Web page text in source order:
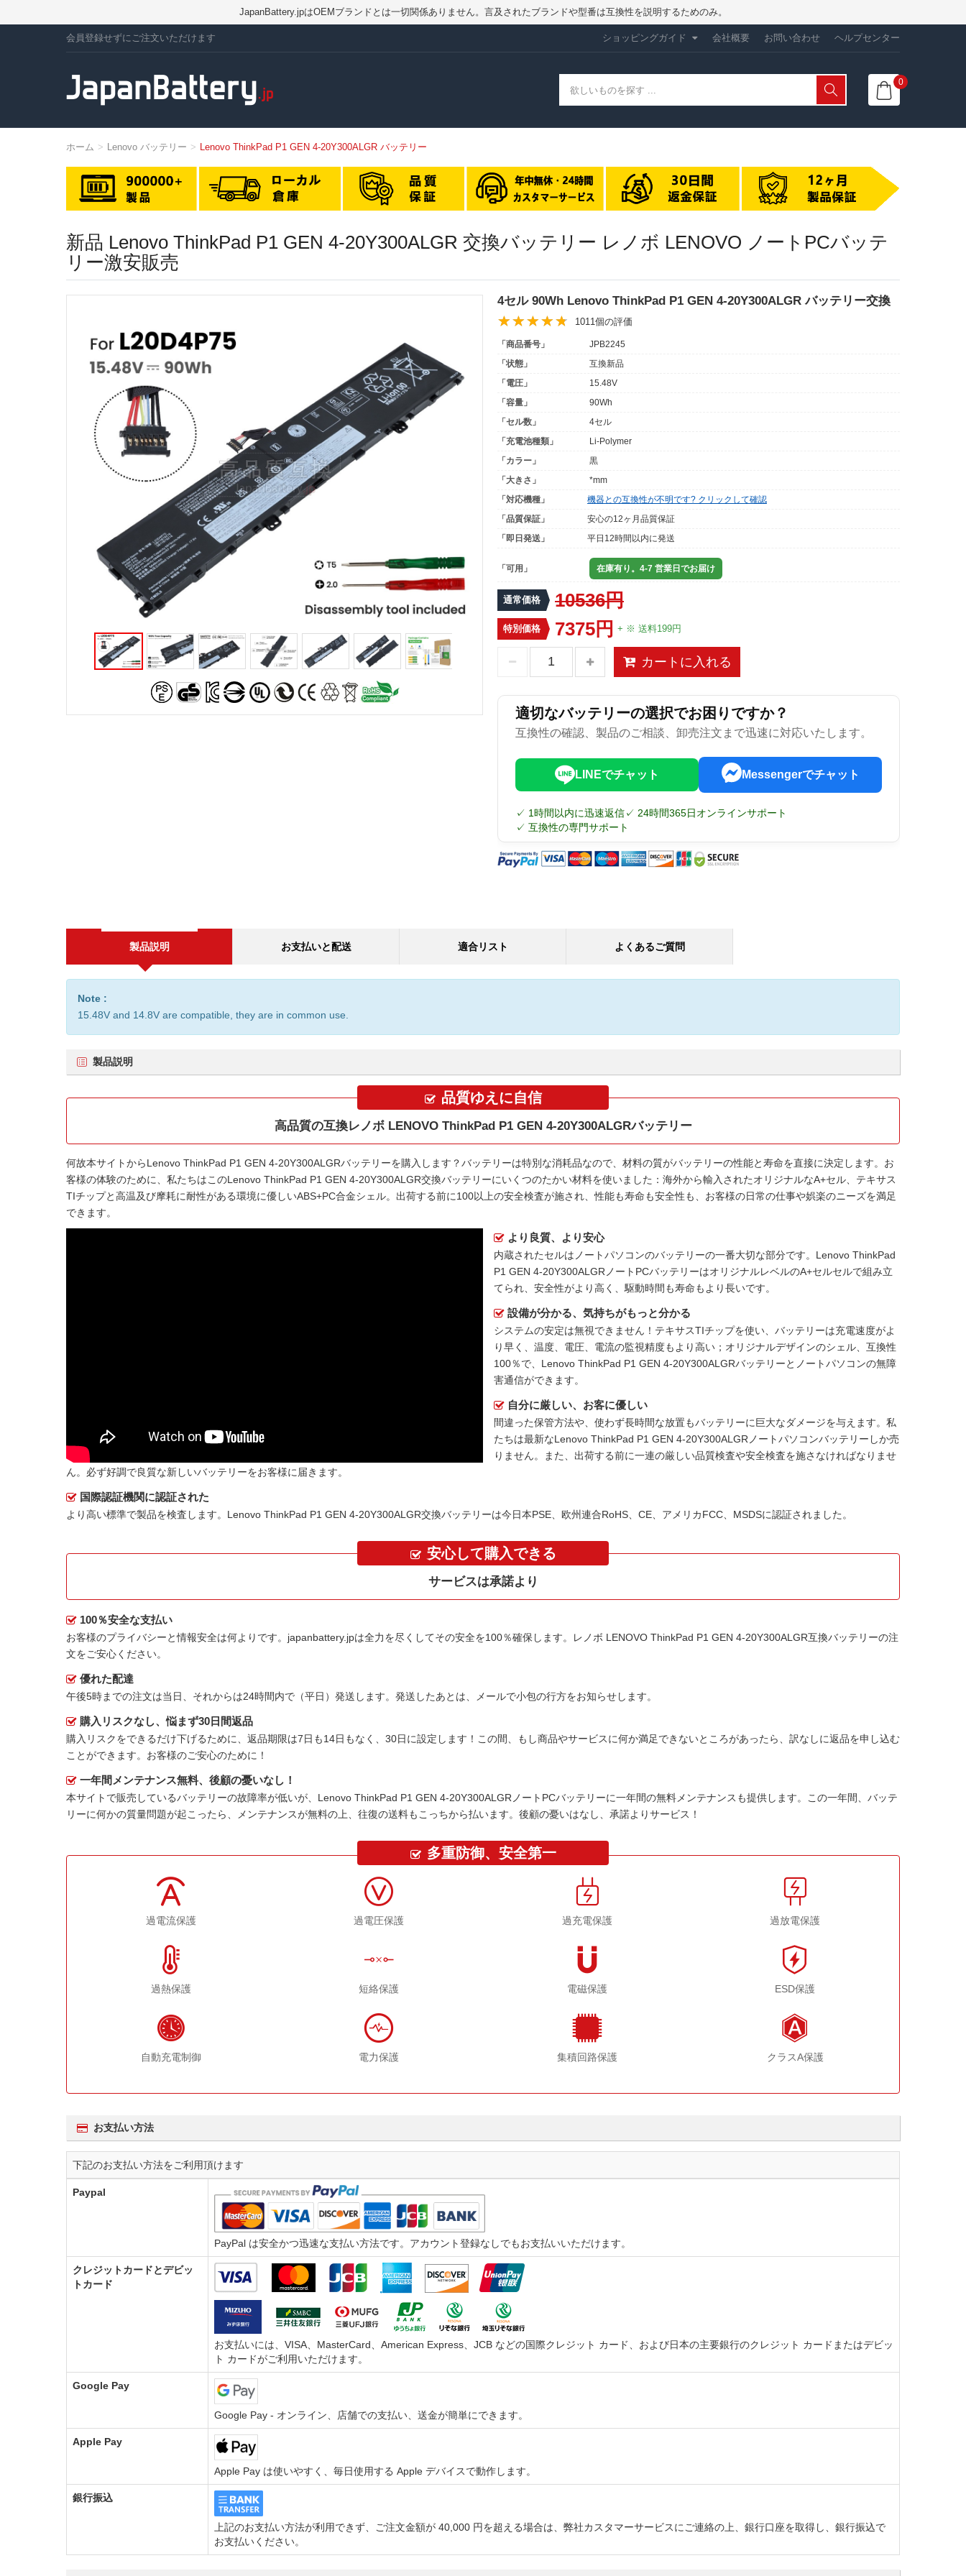
JapanBattery.jpはOEMブランドとは一切関係ありません。言及されたブランドや型番は互換性を説明するためのみ。
会員登録せずにご注文いただけます ショッピングガイド 会社概要 お問い合わせ ヘルプセンター
0
ホーム Lenovo バッテリー Lenovo ThinkPad P1 GEN 4-20Y300ALGR バッテリー
新品 Lenovo ThinkPad P1 GEN 4-20Y300ALGR 交換バッテリー レノボ LENOVO ノートPCバッテ
リー激安販売
4セル 90Wh Lenovo ThinkPad P1 GEN 4-20Y300ALGR バッテリー交換
1011個の評価
「商品番号」
JPB2245
「状態」
互換新品
「電圧」
15.48V
「容量」
90Wh
「セル数」
4セル
「充電池種類」
Li-Polymer
「カラー」
黒
「大きさ」
*mm
「対応機種」
機器との互換性が不明です? クリックして確認
「品質保証」
安心の12ヶ月品質保証
「即日発送」
平日12時間以内に発送
「可用」 在庫有り。4-7 営業日でお届け
通常価格 10536円
特別価格 7375円 + ※ 送料199円
カートに入れる
適切なバッテリーの選択でお困りですか？
互換性の確認、製品のご相談、卸売注文まで迅速に対応いたします。
LINEでチャット Messengerでチャット
✓ 1時間以内に迅速返信✓ 24時間365日オンラインサポート
✓ 互換性の専門サポート
製品説明 お支払いと配送 適合リスト よくあるご質問
Note :
15.48V and 14.8V are compatible, they are in common use.
製品説明
品質ゆえに自信
高品質の互換レノボ LENOVO ThinkPad P1 GEN 4-20Y300ALGRバッテリー
何故本サイトからLenovo ThinkPad P1 GEN 4-20Y300ALGRバッテリーを購入します？バッテリーは特別な消耗品なので、材料の質がバッテリーの性能と寿命を直接に決定します。お
客様の体験のために、私たちはこのLenovo ThinkPad P1 GEN 4-20Y300ALGR交換バッテリーにいくつのたかい材料を使いました：海外から輸入されたオリジナルなA+セル、テキサス
TIチップと高温及び摩耗に耐性がある環境に優しいABS+PC合金シェル。出荷する前に100以上の安全検査が施され、性能も寿命も安全性も、お客様の日常の仕事や娯楽のニーズを満足
できます。
より良質、より安心
内蔵されたセルはノートパソコンのバッテリーの一番大切な部分です。 Lenovo ThinkPad
P1 GEN 4-20Y300ALGRノートPCバッテリーはオリジナルレベルのA+セルセルで組み立
てられ、安全性がより高く、駆動時間も寿命もより長いです。
設備が分かる、気持ちがもっと分かる
システムの安定は無視できません！テキサスTIチップを使い、バッテリーは充電速度がよ
り早く、温度、電圧、電流の監視精度もより高い；オリジナルデザインのシェル、互換性
100％で、Lenovo ThinkPad P1 GEN 4-20Y300ALGRバッテリーとノートパソコンの無障
害通信ができます。
自分に厳しい、お客に優しい
間違った保管方法や、使わず長時間な放置もバッテリーに巨大なダメージを与えます。私
たちは最新なLenovo ThinkPad P1 GEN 4-20Y300ALGRノートパソコンバッテリー しか売
りません。また、出荷する前に一連の厳しい品質検査や安全検査を施さなければなりませ
ん。必ず好調で良質な新しいバッテリーをお客様に届きます。
国際認証機関に認証された
より高い標準で製品を検査します。Lenovo ThinkPad P1 GEN 4-20Y300ALGR交換バッテリーは今日本PSE、欧州連合RoHS、CE、アメリカFCC、MSDSに認証されました。
安心して購入できる
サービスは承諾より
100％安全な支払い
お客様のプライバシーと情報安全は何よりです。japanbattery.jpは全力を尽くしてその安全を100％確保します。 レノボ LENOVO ThinkPad P1 GEN 4-20Y300ALGR互換バッテリーの注
文をご安心ください。
優れた配達
午後5時までの注文は当日、それからは24時間内で（平日）発送します。発送したあとは、メールで小包の行方をお知らせします。
購入リスクなし、悩まず30日間返品
購入リスクをできるだけ下げるために、返品期限は7日も14日もなく、30日に設定します！この間、もし商品やサービスに何か満足できないところがあったら、訳なしに返品を申し込む
ことができます。お客様のご安心のために！
一年間メンテナンス無料、後顧の憂いなし！
本サイトで販売しているバッテリーの故障率が低いが、 Lenovo ThinkPad P1 GEN 4-20Y300ALGRノートPCバッテリーに一年間の無料メンテナンスも提供します。この一年間、バッテ
リーに何かの質量問題が起こったら、メンテナンスが無料の上、往復の送料もこっちから払います。後顧の憂いはなし、承諾よりサービス！
多重防御、安全第一
過電流保護 過電圧保護 過充電保護 過放電保護
過熱保護 短絡保護 電磁保護 ESD保護
自動充電制御 電力保護 集積回路保護 クラスA保護
お支払い方法
下記のお支払い方法をご利用頂けます
Paypal
PayPal は安全かつ迅速な支払い方法です。アカウント登録なしでもお支払いいただけます。
クレジットカードとデビッ
トカード
お支払いには、VISA、MasterCard、American Express、JCB などの国際クレジット カード、および日本の主要銀行のクレジット カードまたはデビッ
ト カードがご利用いただけます。
Google Pay
Google Pay - オンライン、店舗での支払い、送金が簡単にできます。
Apple Pay
Apple Pay は使いやすく、毎日使用する Apple デバイスで動作します。
銀行振込
上記のお支払い方法が利用できず、ご注文金額が 40,000 円を超える場合は、弊社カスタマーサービスにご連絡の上、銀行口座を取得し、銀行振込で
お支払いください。